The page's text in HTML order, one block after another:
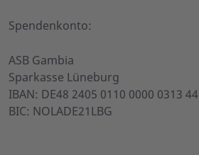
Spendenkonto:
ASB Gambia
Sparkasse Lüneburg
IBAN: DE48 2405 0110 0000 0313 44
BIC: NOLADE21LBG